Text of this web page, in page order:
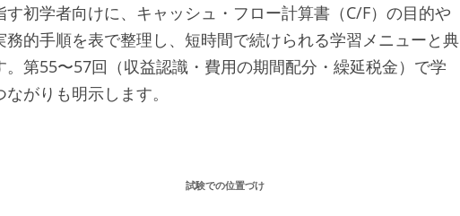
初学者向けに、キャッシュ・フロー計算書（C/F）の目的や
務的手順を表で整理し、短時間で続けられる学習メニューと典
。第55〜57回（収益認識・費用の期間配分・繰延税金）で学
がりも明示します。
試験での位置づけ